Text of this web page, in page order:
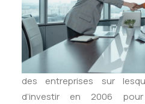
des entreprises sur
d’investir en 2006